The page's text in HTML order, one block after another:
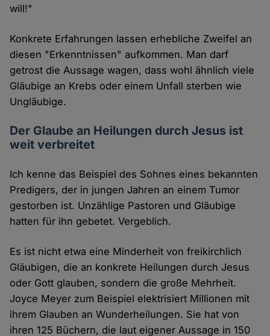
will!"
Konkrete Erfahrungen lassen erhebliche Zweifel an
diesen "Erkenntnissen" aufkommen. Man darf
getrost die Aussage wagen, dass wohl ähnlich viele
Gläubige an Krebs oder einem Unfall sterben wie
Ungläubige.
Der Glaube an Heilungen durch Jesus ist
weit verbreitet
Ich kenne das Beispiel des Sohnes eines bekannten
Predigers, der in jungen Jahren an einem Tumor
gestorben ist. Unzählige Pastoren und Gläubige
hatten für ihn gebetet. Vergeblich.
Es ist nicht etwa eine Minderheit von freikirchlich
Gläubigen, die an konkrete Heilungen durch Jesus
oder Gott glauben, sondern die große Mehrheit.
Joyce Meyer zum Beispiel elektrisiert Millionen mit
ihrem Glauben an Wunderheilungen. Sie hat von
ihren 125 Büchern, die laut eigener Aussage in 150